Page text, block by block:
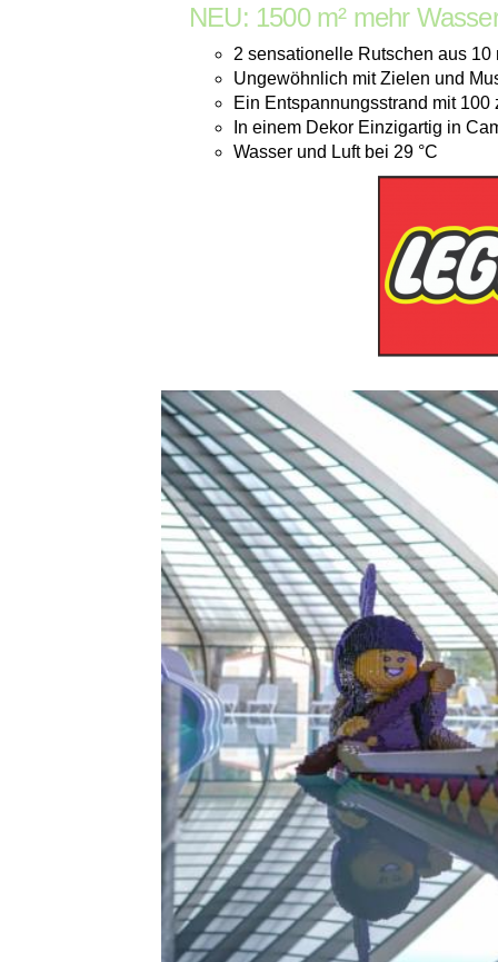
NEU: 1500 m² mehr
2 sensationelle Rutschen aus 10
Ungewöhnlich mit Zielen und
Ein Entspannungsstrand mit
In einem Dekor Einzigartig in
Wasser und Luft bei 29 °C